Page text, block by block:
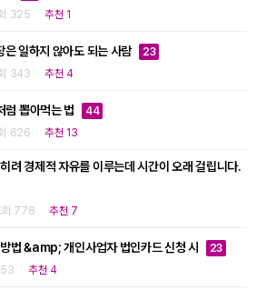
325 추천 1
일하지 않아도 되는 사람 23
343 추천 4
럼 뽑아먹는 법 44
626 추천 13
려 경제적 자유를 이루는데 시간이 오래 걸립니다.
회 778 추천 7
법 &amp; 개인사업자 법인카드 신청 시 23
추천 4